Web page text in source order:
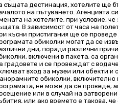
същата дестинация, хотелите ще
на пътуването. Агенцията
на хотелите, при условие, че
В зависимост от часа на
късни пристигания ще се
обиколки могат да се
дни, поради различни
включени в пакета, са
градовете и се провеждат с
вход за музеи или обекти и
обиколки, включително
не може да се проведе,
или в случай на
или ако времето е такова,